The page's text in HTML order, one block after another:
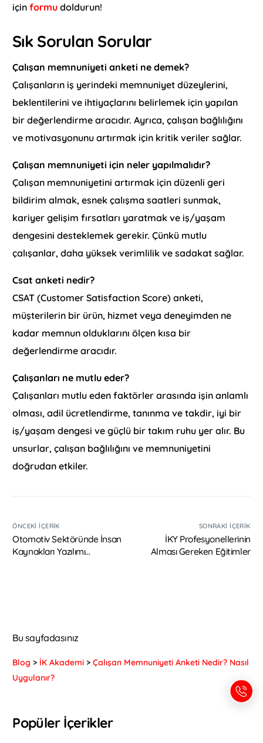
içinformu doldurun!
Sık Sorulan Sorular
Çalışan memnuniyeti anketi ne demek?
Çalışanların iş yerindeki memnuniyet düzeylerini,
beklentilerini ve ihtiyaçlarını belirlemek için yapılan
bir değerlendirme aracıdır. Ayrıca, çalışan bağlılığını
ve motivasyonunu artırmak için kritik veriler sağlar.
Çalışan memnuniyeti için neler yapılmalıdır?
Çalışan memnuniyetini artırmak için düzenli geri
bildirim almak, esnek çalışma saatleri sunmak,
kariyer gelişim fırsatları yaratmak ve iş/yaşam
dengesini desteklemek gerekir. Çünkü mutlu
çalışanlar, daha yüksek verimlilik ve sadakat sağlar.
Csat anketi nedir?
CSAT (Customer Satisfaction Score) anketi,
müşterilerin bir ürün, hizmet veya deneyimden ne
kadar memnun olduklarını ölçen kısa bir
değerlendirme aracıdır.
Çalışanları ne mutlu eder?
Çalışanları mutlu eden faktörler arasında işin anlamlı
olması, adil ücretlendirme, tanınma ve takdir, iyi bir
iş/yaşam dengesi ve güçlü bir takım ruhu yer alır. Bu
unsurlar, çalışan bağlılığını ve memnuniyetini
doğrudan etkiler.
ÖNCEKI İÇERIK
Otomotiv Sektöründe İnsan
Kaynakları Yazılımı
SONRAKI İÇERIK
İKY Profesyonellerinin
Alması Gereken Eğitimler
Bu sayfadasınız
Blog > İK Akademi >Çalışan Memnuniyeti Anketi Nedir? Nasıl
Uygulanır?
Popüler İçerikler